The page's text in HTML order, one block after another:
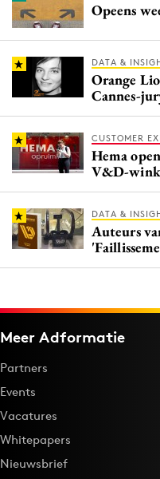
Opeens
DATA &
Orange
Cannes-
CUSTOMER
Hema
V&D-
DATA &
Auteurs
Meer Adformatie
Partners
Events
Vacatures
Whitepapers
Nieuwsbrief